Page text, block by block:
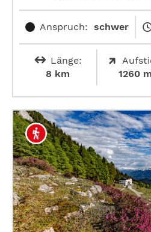
Anspruch: schwer
Länge:
8 km
1260 m